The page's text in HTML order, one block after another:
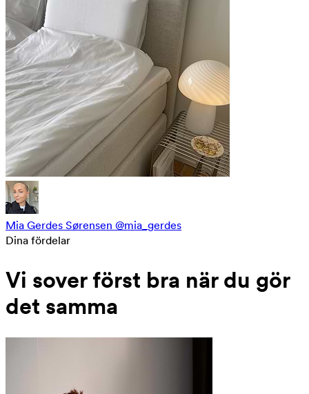
Mia Gerdes Sørensen @mia_gerdes
Dina fördelar
Vi sover först bra när du gör
det samma